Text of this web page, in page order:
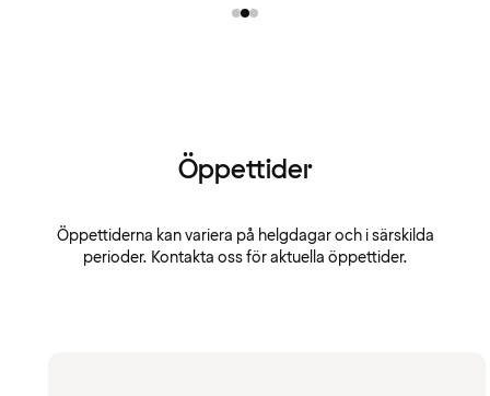
Öppettider
Öppettiderna kan variera på helgdagar och i särskilda
perioder. Kontakta oss för aktuella öppettider.